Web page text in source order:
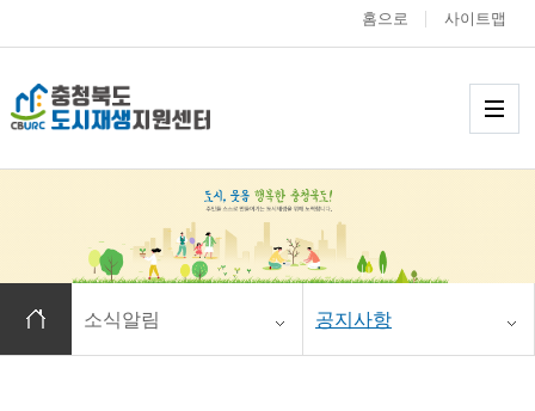
충청북도 도시재
홈으로 사이트맵
홈으로 이동
소식알림 공지사항